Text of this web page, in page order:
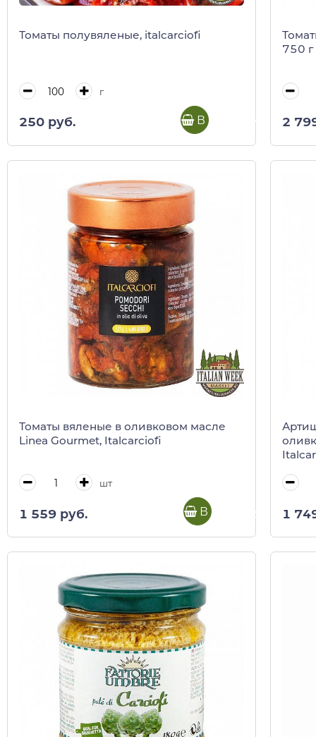
Томаты полувяленые, italcarciofi
г
250 руб. В корзину
750 г
2
Томаты вяленые в оливковом масле
Linea Gourmet, Italcarciofi
шт
1 559 руб. В корзину 1